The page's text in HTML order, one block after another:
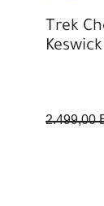
Trek
Keswick
2.499,00